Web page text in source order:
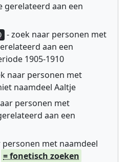
gerelateerd aan een
- zoek naar personen met
aan een
1905-1910
naar personen met
naamdeel Aaltje
personen met
aan een
personen met naamdeel
= fonetisch zoeken